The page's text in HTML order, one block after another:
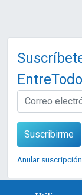
EMAIL
Suscribirme
Anular suscripción